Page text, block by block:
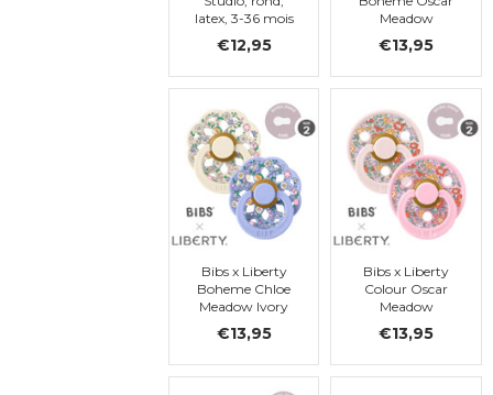
latex, 3-36 mois
€12,95
Meadow
Latex, Taille 2
€13,95
Bibs x Liberty
Boheme Chloe
Meadow Ivory
Mix, latex. t. 2
€13,95
Bibs x Liberty
Colour Oscar
Meadow
Blossom Mix
Latex, taille 2
€13,95